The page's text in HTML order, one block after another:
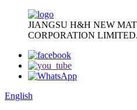
JIANGSU H&H NEW
CORPORATION LIMITED.
English